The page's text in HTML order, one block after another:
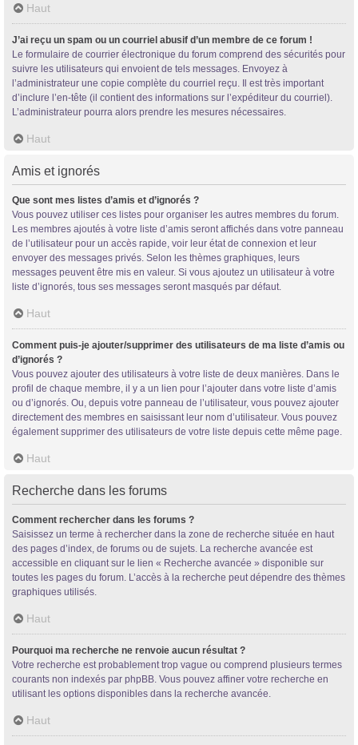
Haut
J’ai reçu un spam ou un courriel abusif d’un membre de ce forum !
Le formulaire de courrier électronique du forum comprend des sécurités pour
suivre les utilisateurs qui envoient de tels messages. Envoyez à
l’administrateur une copie complète du courriel reçu. Il est très important
d’inclure l’en-tête (il contient des informations sur l’expéditeur du courriel).
L’administrateur pourra alors prendre les mesures nécessaires.
Haut
Amis et ignorés
Que sont mes listes d’amis et d’ignorés ?
Vous pouvez utiliser ces listes pour organiser les autres membres du forum.
Les membres ajoutés à votre liste d’amis seront affichés dans votre panneau
de l’utilisateur pour un accès rapide, voir leur état de connexion et leur
envoyer des messages privés. Selon les thèmes graphiques, leurs
messages peuvent être mis en valeur. Si vous ajoutez un utilisateur à votre
liste d’ignorés, tous ses messages seront masqués par défaut.
Haut
Comment puis-je ajouter/supprimer des utilisateurs de ma liste d’amis ou
d’ignorés ?
Vous pouvez ajouter des utilisateurs à votre liste de deux manières. Dans le
profil de chaque membre, il y a un lien pour l’ajouter dans votre liste d’amis
ou d’ignorés. Ou, depuis votre panneau de l’utilisateur, vous pouvez ajouter
directement des membres en saisissant leur nom d’utilisateur. Vous pouvez
également supprimer des utilisateurs de votre liste depuis cette même page.
Haut
Recherche dans les forums
Comment rechercher dans les forums ?
Saisissez un terme à rechercher dans la zone de recherche située en haut
des pages d’index, de forums ou de sujets. La recherche avancée est
accessible en cliquant sur le lien « Recherche avancée » disponible sur
toutes les pages du forum. L’accès à la recherche peut dépendre des thèmes
graphiques utilisés.
Haut
Pourquoi ma recherche ne renvoie aucun résultat ?
Votre recherche est probablement trop vague ou comprend plusieurs termes
courants non indexés par phpBB. Vous pouvez affiner votre recherche en
utilisant les options disponibles dans la recherche avancée.
Haut